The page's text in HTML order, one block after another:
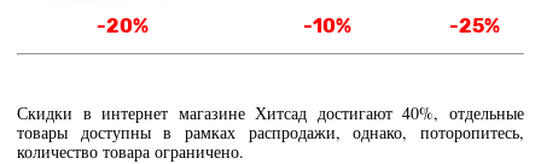
-20% -10% -25%
Скидки в интернет магазине Хитсад достигают 40%, отдельные
товары доступны в рамках распродажи, однако, поторопитесь,
количество товара ограничено.